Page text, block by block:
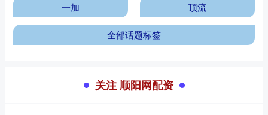
一加 顶流
全部话题标签
关注 顺阳网配资